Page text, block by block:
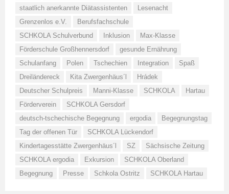
staatlich anerkannte Diätassistenten
Lesenacht
Grenzenlos e.V.
Berufsfachschule
SCHKOLA Schulverbund
Inklusion
Max-Klasse
Förderschule Großhennersdorf
gesunde Ernährung
Schulanfang
Polen Tschechien Integration
Spaß
Dreiländereck
Kita Zwergenhäus´l
Hrádek
Deutscher Schulpreis
Manni-Klasse SCHKOLA
Hartau
Förderverein
SCHKOLA Gersdorf
deutsch-tschechische Begegnung
ergodia
Begegnungstag
Tag der offenen Tür
SCHKOLA Lückendorf
Kindertagesstätte Zwergenhäus´l
SZ
Sächsische Zeitung
SCHKOLA ergodia
Exkursion
SCHKOLA Oberland
Begegnung
Presse Schkola Ostritz SCHKOLA Hartau